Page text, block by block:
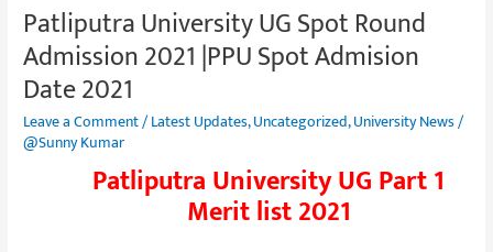
Patliputra University UG Spot Round
Admission 2021 |PPU Spot Admision
Date 2021
Leave a Comment/Latest Updates,Uncategorized,University News/
@Sunny Kumar
Patliputra University UG Part 1
Merit list 2021
Patliputra
University
UG
Spot
Round
Admission
Patliputra
University
UG
Spot
Round
Admission